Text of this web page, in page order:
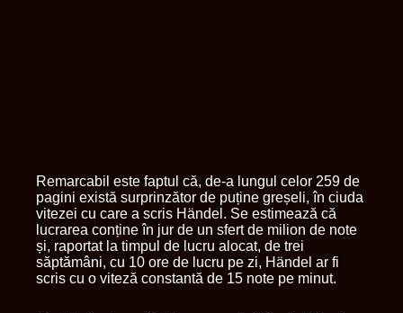
Remarcabil este faptul că, de-a lungul celor 259 de
pagini există surprinzător de puține greșeli, în ciuda
vitezei cu care a scris Händel. Se estimează că
lucrarea conține în jur de un sfert de milion de note
și, raportat la timpul de lucru alocat, de trei
săptămâni, cu 10 ore de lucru pe zi, Händel ar fi
scris cu o viteză constantă de 15 note pe minut.